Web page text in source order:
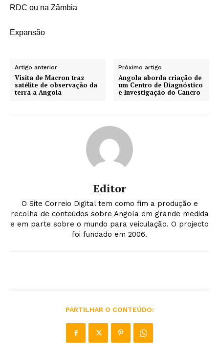
RDC ou na Zâmbia
Expansão
Artigo anterior
Visita de Macron traz
satélite de observação da
terra a Angola
Próximo artigo
Angola aborda criação de
um Centro de Diagnóstico
e Investigação do Cancro
Editor
O Site Correio Digital tem como fim a produção e
recolha de conteúdos sobre Angola em grande medida
e em parte sobre o mundo para veiculação. O projecto
foi fundado em 2006.
PARTILHAR O CONTEÚDO: